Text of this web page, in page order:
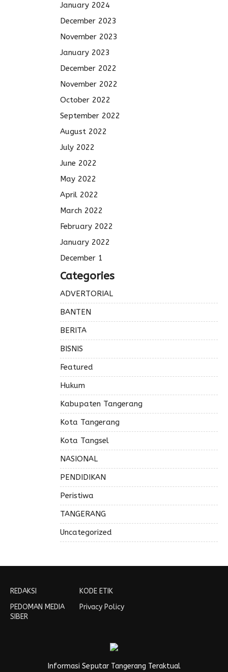
January 2024
December 2023
November 2023
January 2023
December 2022
November 2022
October 2022
September 2022
August 2022
July 2022
June 2022
May 2022
April 2022
March 2022
February 2022
January 2022
December 1
Categories
ADVERTORIAL
BANTEN
BERITA
BISNIS
Featured
Hukum
Kabupaten Tangerang
Kota Tangerang
Kota Tangsel
NASIONAL
PENDIDIKAN
Peristiwa
TANGERANG
Uncategorized
REDAKSI
PEDOMAN MEDIA
SIBER
KODE ETIK
Privacy Policy
Informasi Seputar Tangerang Teraktual